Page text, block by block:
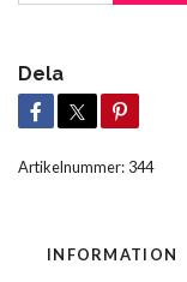
Dela
Artikelnummer: 344
INFORMATION